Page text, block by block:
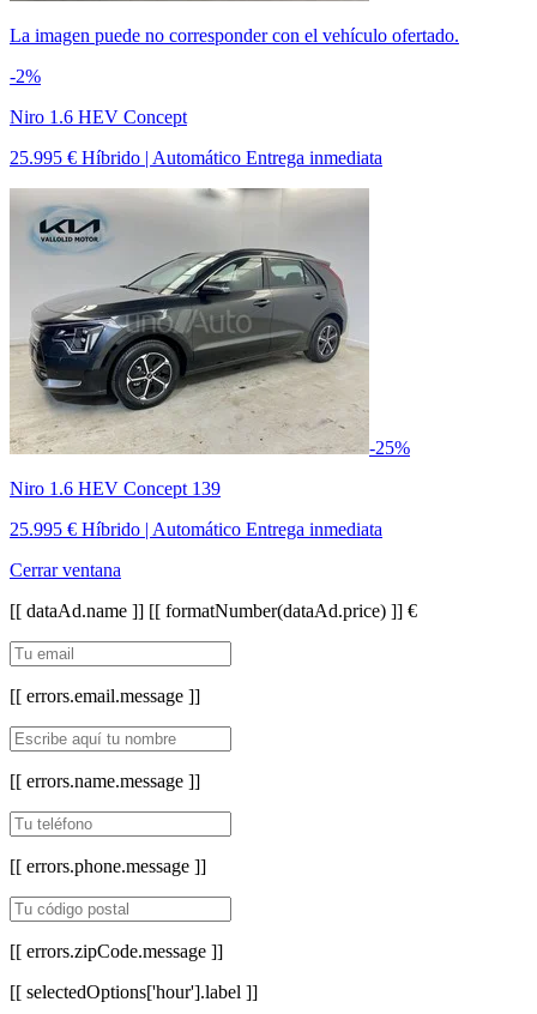
La imagen puede no corresponder con el vehículo ofertado.
-2%
Niro 1.6 HEV Concept
25.995 € Híbrido | Automático Entrega inmediata
-25%
Niro 1.6 HEV Concept 139
25.995 € Híbrido | Automático Entrega inmediata
Cerrar ventana
[[ dataAd.name ]] [[ formatNumber(dataAd.price) ]] €
[[ errors.email.message ]]
[[ errors.name.message ]]
[[ errors.phone.message ]]
[[ errors.zipCode.message ]]
[[ selectedOptions['hour'].label ]]